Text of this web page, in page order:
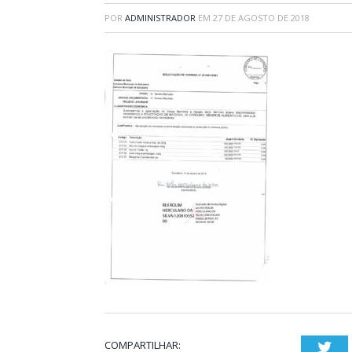
POR ADMINISTRADOR EM 27 DE AGOSTO DE 2018
COMPARTILHAR: